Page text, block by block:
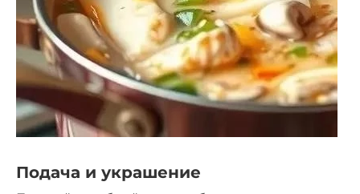
Подача и украшение